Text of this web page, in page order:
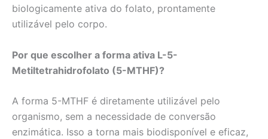
biologicamente ativa do folato, prontamente
utilizável pelo corpo.
Por que escolher a forma ativa L-5-
Metiltetrahidrofolato (5-MTHF)?
A forma 5-MTHF é diretamente utilizável pelo
organismo, sem a necessidade de conversão
enzimática. Isso a torna mais biodisponível e eficaz,